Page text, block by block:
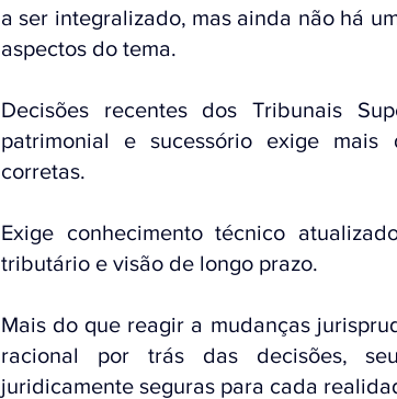
a ser integralizado, mas ainda não há
aspectos do tema.
Decisões recentes dos Tribunais
patrimonial e sucessório exige mais
corretas.
Exige conhecimento técnico
tributário e visão de longo prazo.
Mais do que reagir a mudanças
racional por trás das decisões,
juridicamente seguras para cada